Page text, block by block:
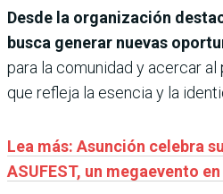
Desde la organización
busca generar nuevas
para la comunidad y acercar
que refleja la esencia y la
Lea más: Asunción celebra
ASUFEST, un megaevento